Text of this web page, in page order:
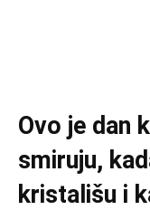
Ovo je dan
smiruju,
kristališu i